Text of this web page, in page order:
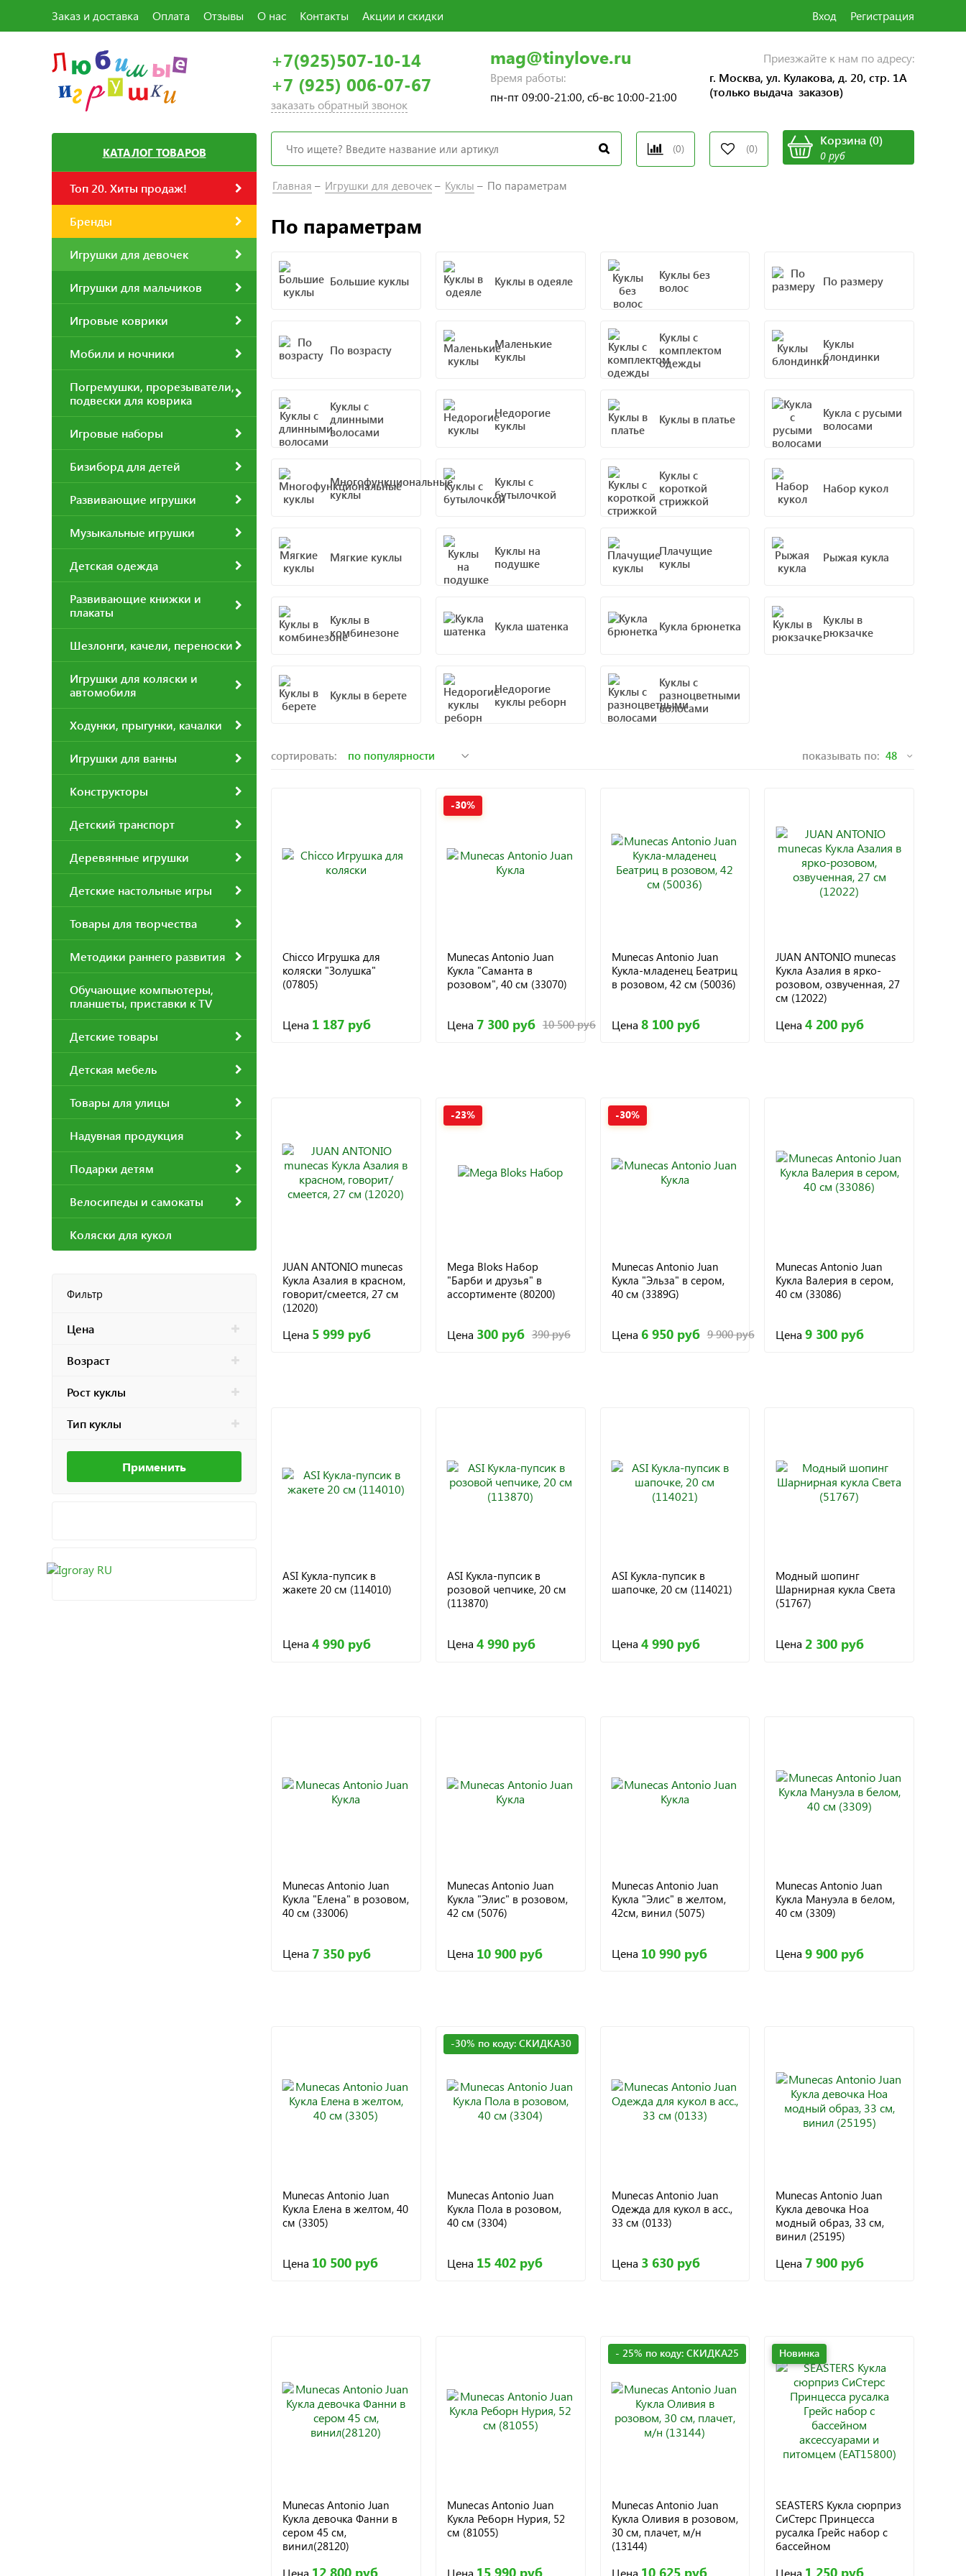
Заказ и доставка Оплата Отзывы О нас Контакты Акции и скидки Вход Регистрация
+7(925)507-10-14
+7 (925) 006-07-67
заказать обратный звонок
mag@tinylove.ru
Время работы:
пн-пт 09:00-21:00, сб-вс 10:00-21:00
Приезжайте к нам по адресу:
г. Москва, ул. Кулакова, д. 20, стр. 1А
(только выдача заказов)
(0) (0)
Корзина(0)
0 руб
КАТАЛОГ ТОВАРОВ
Топ 20. Хиты продаж!
Бренды
Игрушки для девочек
Игрушки для мальчиков
Игровые коврики
Мобили и ночники
Погремушки, прорезыватели,
подвески для коврика
Игровые наборы
Бизиборд для детей
Развивающие игрушки
Музыкальные игрушки
Детская одежда
Развивающие книжки и
плакаты
Шезлонги, качели, переноски
Игрушки для коляски и
автомобиля
Ходунки, прыгунки, качалки
Игрушки для ванны
Конструкторы
Детский транспорт
Деревянные игрушки
Детские настольные игры
Товары для творчества
Методики раннего развития
Обучающие компьютеры,
планшеты, приставки к TV
Детские товары
Детская мебель
Товары для улицы
Надувная продукция
Подарки детям
Велосипеды и самокаты
Коляски для кукол
Фильтр
Цена
Возраст
Рост куклы
Тип куклы
Применить
Главная Игрушки для девочек Куклы По параметрам
По параметрам
Большие куклы Куклы в одеяле
Куклы без
волос
По размеру
По возрасту
Маленькие
куклы
Куклы с
комплектом
одежды
Куклы
блондинки
Куклы с
длинными
волосами
Недорогие
куклы
Куклы в платье
Кукла с русыми
волосами
Многофункциональные
куклы
Куклы с
бутылочкой
Куклы с
короткой
стрижкой
Набор кукол
Мягкие куклы
Куклы на
подушке
Плачущие
куклы
Рыжая кукла
Куклы в
комбинезоне
Кукла шатенка Кукла брюнетка
Куклы в
рюкзачке
Куклы в берете
Недорогие
куклы реборн
Куклы с
разноцветными
волосами
сортировать: показывать по:
Chicco Игрушка для
коляски "Золушка"
(07805)
Цена 1 187 руб
-30%
Munecas Antonio Juan
Кукла "Саманта в
розовом", 40 см (33070)
Цена 7 300 руб 10 500 руб
Munecas Antonio Juan
Кукла-младенец Беатриц
в розовом, 42 см (50036)
Цена 8 100 руб
JUAN ANTONIO munecas
Кукла Азалия в ярко-
розовом, озвученная, 27
см (12022)
Цена 4 200 руб
JUAN ANTONIO munecas
Кукла Азалия в красном,
говорит/смеется, 27 см
(12020)
Цена 5 999 руб
-23%
Mega Bloks Набор
"Барби и друзья" в
ассортименте (80200)
Цена 300 руб 390 руб
-30%
Munecas Antonio Juan
Кукла "Эльза" в сером,
40 см (3389G)
Цена 6 950 руб 9 900 руб
Munecas Antonio Juan
Кукла Валерия в сером,
40 см (33086)
Цена 9 300 руб
ASI Кукла-пупсик в
жакете 20 см (114010)
Цена 4 990 руб
ASI Кукла-пупсик в
розовой чепчике, 20 см
(113870)
Цена 4 990 руб
ASI Кукла-пупсик в
шапочке, 20 см (114021)
Цена 4 990 руб
Модный шопинг
Шарнирная кукла Света
(51767)
Цена 2 300 руб
Munecas Antonio Juan
Кукла "Елена" в розовом,
40 см (33006)
Цена 7 350 руб
Munecas Antonio Juan
Кукла "Элис" в розовом,
42 см (5076)
Цена 10 900 руб
Munecas Antonio Juan
Кукла "Элис" в желтом,
42см, винил (5075)
Цена 10 990 руб
Munecas Antonio Juan
Кукла Мануэла в белом,
40 см (3309)
Цена 9 900 руб
Munecas Antonio Juan
Кукла Елена в желтом, 40
см (3305)
Цена 10 500 руб
-30% по коду: СКИДКА30
Munecas Antonio Juan
Кукла Пола в розовом,
40 см (3304)
Цена 15 402 руб
Munecas Antonio Juan
Одежда для кукол в асс.,
33 см (0133)
Цена 3 630 руб
Munecas Antonio Juan
Кукла девочка Ноа
модный образ, 33 см,
винил (25195)
Цена 7 900 руб
Munecas Antonio Juan
Кукла девочка Фанни в
сером 45 см,
винил(28120)
Цена 12 800 руб
Munecas Antonio Juan
Кукла Реборн Нурия, 52
см (81055)
Цена 15 990 руб
- 25% по коду: СКИДКА25
Munecas Antonio Juan
Кукла Оливия в розовом,
30 см, плачет, м/н
(13144)
Цена 10 625 руб
Новинка
SEASTERS Кукла сюрприз
СиСтерс Принцесса
русалка Грейс набор с
бассейном
питомцем (EAT15800)
Цена 1 250 руб